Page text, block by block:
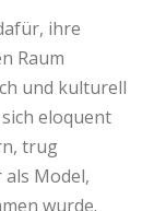
ihre
Raum
und kulturell
eloquent
trug
Model,
wurde.